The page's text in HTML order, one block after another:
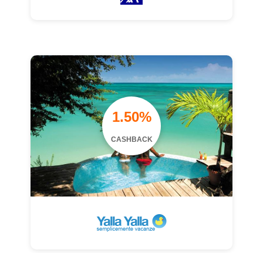
1.50%
CASHBACK